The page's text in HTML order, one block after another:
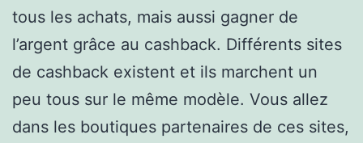
tous les achats, mais aussi gagner de
l’argent grâce au cashback. Différents sites
de cashback existent et ils marchent un
peu tous sur le même modèle. Vous allez
dans les boutiques partenaires de ces sites,